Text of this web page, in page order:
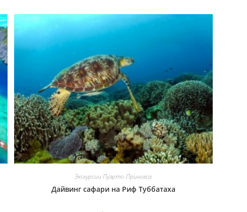
Экскурсии Пуэрто-Принсеса
Дайвинг сафари на Риф Туббатаха